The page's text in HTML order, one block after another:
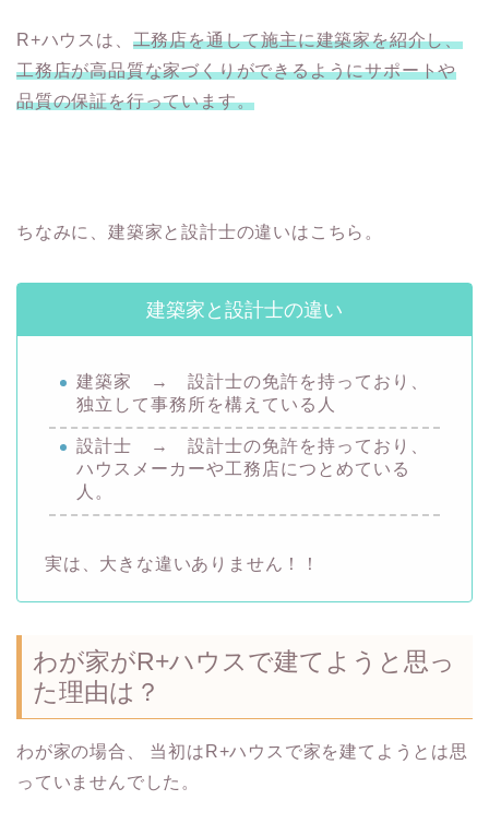
R+ハウスは、 工務店を通して施主に建築家を紹介し、
工務店が高品質な家づくりができるようにサポートや
品質の保証を行っています。
ちなみに、建築家と設計士の違いはこちら。
建築家と設計士の違い
建築家 → 設計士の免許を持っており、
独立して事務所を構えている人
設計士 → 設計士の免許を持っており、
ハウスメーカーや工務店につとめている
人。
実は、大きな違いありません！！
わが家がR+ハウスで建てようと思っ
た理由は？
わが家の場合、 当初はR+ハウスで家を建てようとは思
っていませんでした。